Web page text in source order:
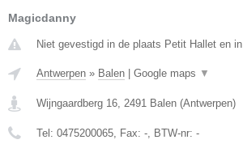
Magicdanny
Niet gevestigd in de plaats Petit Hallet en
Antwerpen » Balen Google maps ▼
Wijngaardberg 16, 2491 Balen (Antwerpen)
Tel: 0475200065, Fax: -, BTW-nr: -